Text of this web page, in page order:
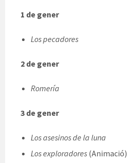
1 de gener
Los pecadores
2 de gener
Romería
3 de gener
Los asesinos de la luna
Los exploradores (Animació)